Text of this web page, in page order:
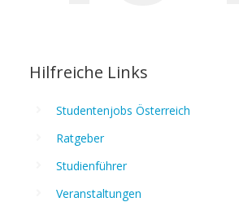
Hilfreiche Links
Studentenjobs Österreich
Ratgeber
Studienführer
Veranstaltungen